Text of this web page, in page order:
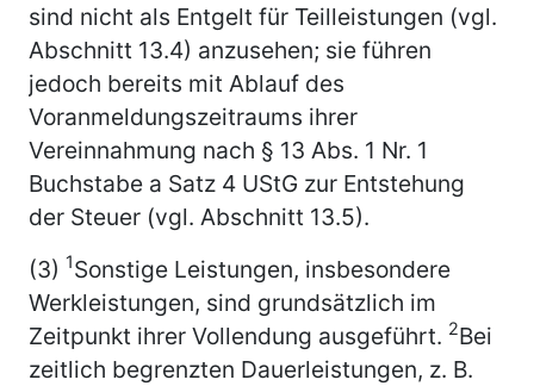
sind nicht als Entgelt für Teilleistungen (vgl.
Abschnitt 13.4) anzusehen; sie führen
jedoch bereits mit Ablauf des
Voranmeldungszeitraums ihrer
Vereinnahmung nach § 13 Abs. 1 Nr. 1
Buchstabe a Satz 4 UStG zur Entstehung
der Steuer (vgl. Abschnitt 13.5).
(3) 1Sonstige Leistungen, insbesondere
Werkleistungen, sind grundsätzlich im
Zeitpunkt ihrer Vollendung ausgeführt. 2Bei
zeitlich begrenzten Dauerleistungen, z. B.